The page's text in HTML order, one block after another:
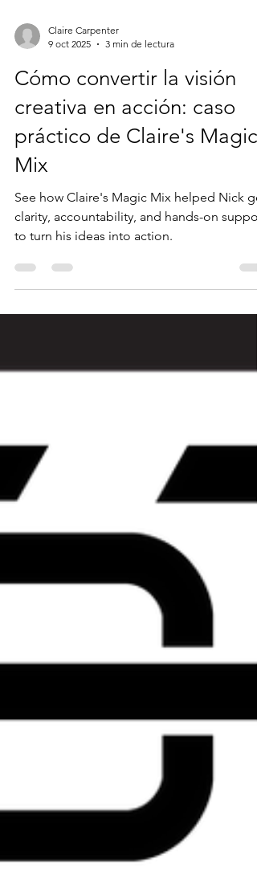
9 oct 2025
3 min de lectura
Cómo convertir la visión
creativa en acción: caso
práctico de Claire's Magic
Mix
See how Claire's Magic Mix helped Nick
to turn his ideas into action.